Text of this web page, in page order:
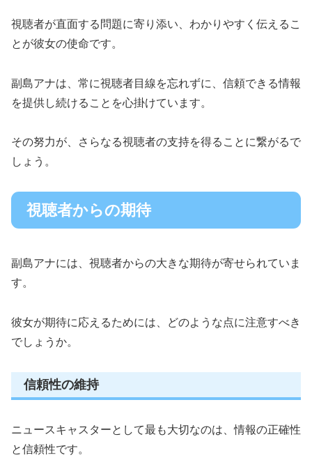
視聴者が直面する問題に寄り添い、わかりやすく伝えるこ
とが彼女の使命です。
副島アナは、常に視聴者目線を忘れずに、信頼できる情報
を提供し続けることを心掛けています。
その努力が、さらなる視聴者の支持を得ることに繋がるで
しょう。
視聴者からの期待
副島アナには、視聴者からの大きな期待が寄せられていま
す。
彼女が期待に応えるためには、どのような点に注意すべき
でしょうか。
信頼性の維持
ニュースキャスターとして最も大切なのは、情報の正確性
と信頼性です。